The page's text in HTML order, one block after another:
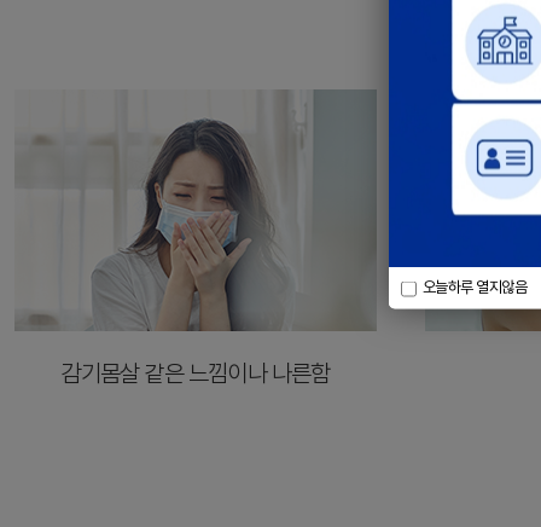
오늘하루 열지않음
감기몸살 같은 느낌이나 나른함